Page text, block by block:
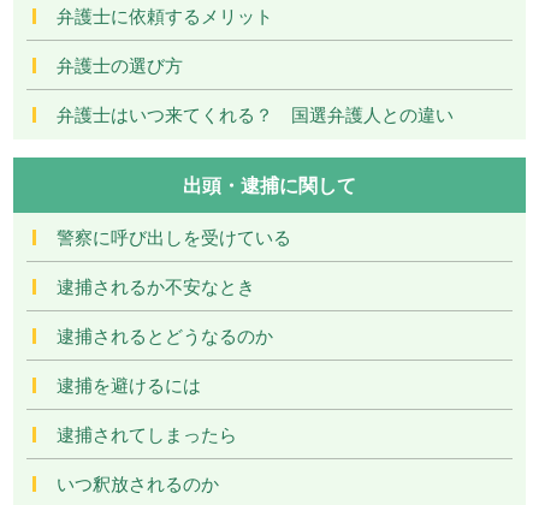
弁護士に依頼するメリット
弁護士の選び方
弁護士はいつ来てくれる？ 国選弁護人との違い
出頭・逮捕に関して
警察に呼び出しを受けている
逮捕されるか不安なとき
逮捕されるとどうなるのか
逮捕を避けるには
逮捕されてしまったら
いつ釈放されるのか